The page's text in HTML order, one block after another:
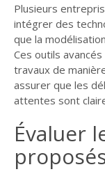
Plusieurs
intégrer des
que la
Ces outils
travaux de
assurer que les
attentes sont
Évaluer